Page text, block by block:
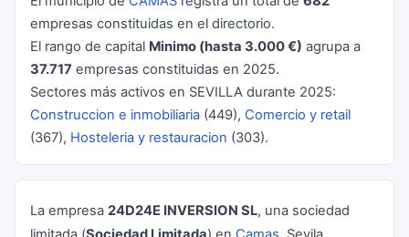
empresas constituidas en el directorio.
El rango de capital Minimo (hasta 3.000 €) agrupa a
37.717 empresas constituidas en 2025.
Sectores más activos en SEVILLA durante 2025:
Construccion e inmobiliaria (449), Comercio y retail
(367), Hosteleria y restauracion (303).
La empresa 24D24E INVERSION SL, una sociedad